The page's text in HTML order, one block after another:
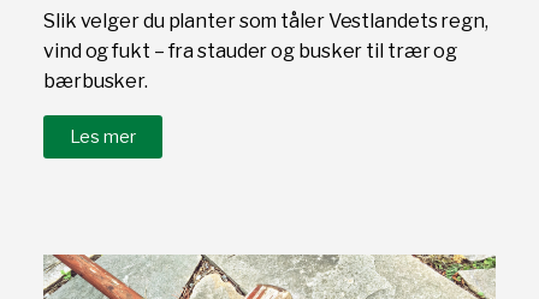
Slik velger du planter som tåler Vestlandets regn,
vind og fukt – fra stauder og busker til trær og
bærbusker.
Les mer